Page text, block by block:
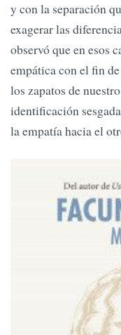
y con la separación
exagerar las
observó que en esos
empática con el fin
los zapatos de
identificación
la empatía hacia el